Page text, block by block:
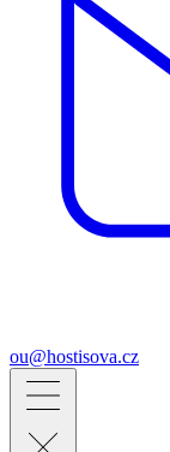
ou@hostisova.cz